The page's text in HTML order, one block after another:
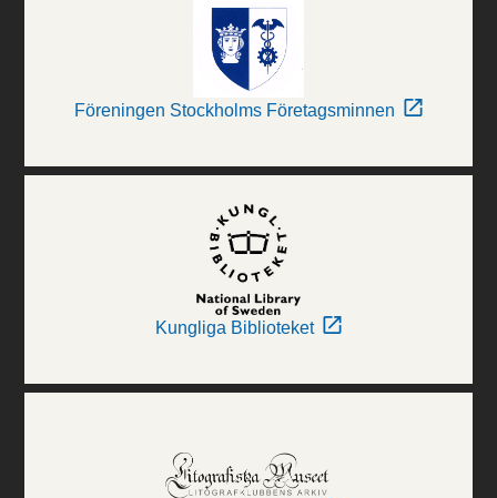
Föreningen Stockholms Företagsminnen
Kungliga Biblioteket